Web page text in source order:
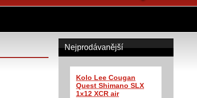
Nejprodávanější
Kolo Lee Cougan
Quest Shimano SLX
1x12 XCR air